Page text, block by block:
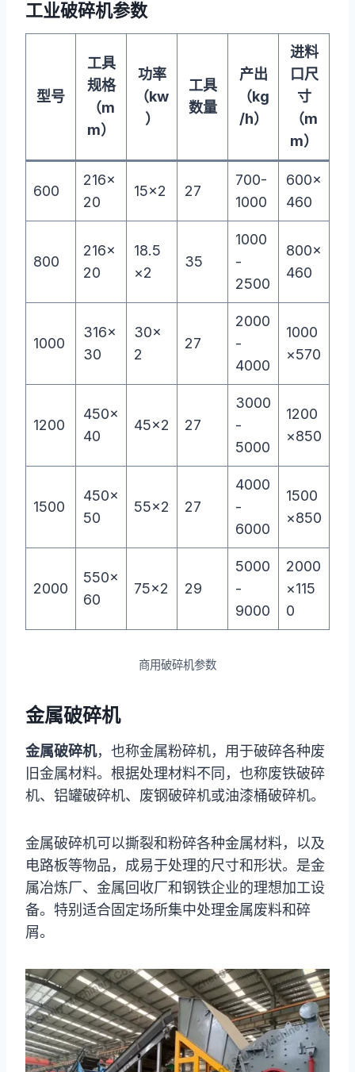
工业破碎机参数
型号
工具
规格
（m
m）
功率
（kw
）
工具
数量
产出
（kg
/h）
进料
口尺
寸
（m
m）
600
216×
20
15×2 27
700-
1000
600×
460
800
216×
20
18.5
×2
35
1000
-
2500
800×
460
1000
316×
30
30×
2
27
2000
-
4000
1000
×570
1200
450×
40
45×2 27
3000
-
5000
1200
×850
1500
450×
50
55×2 27
4000
-
6000
1500
×850
2000
550×
60
75×2 29
5000
-
9000
2000
×115
0
商用破碎机参数
金属破碎机
金属破碎机，也称金属粉碎机，用于破碎各种废
旧金属材料。根据处理材料不同，也称废铁破碎
机、铝罐破碎机、废钢破碎机或油漆桶破碎机。
金属破碎机可以撕裂和粉碎各种金属材料，以及
电路板等物品，成易于处理的尺寸和形状。是金
属冶炼厂、金属回收厂和钢铁企业的理想加工设
备。特别适合固定场所集中处理金属废料和碎
屑。